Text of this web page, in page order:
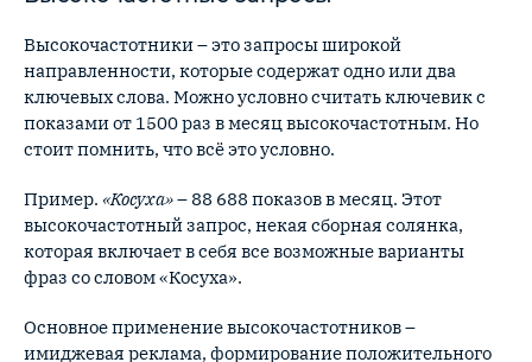
Высокочастотники – это запросы широкой
направленности, которые содержат одно или два
ключевых слова. Можно условно считать ключевик с
показами от 1500 раз в месяц высокочастотным. Но
стоит помнить, что всё это условно.
Пример. «Косуха»– 88 688 показов в месяц. Этот
высокочастотный запрос, некая сборная солянка,
которая включает в себя все возможные варианты
фраз со словом «Косуха».
Основное применение высокочастотников –
имиджевая реклама, формирование положительного